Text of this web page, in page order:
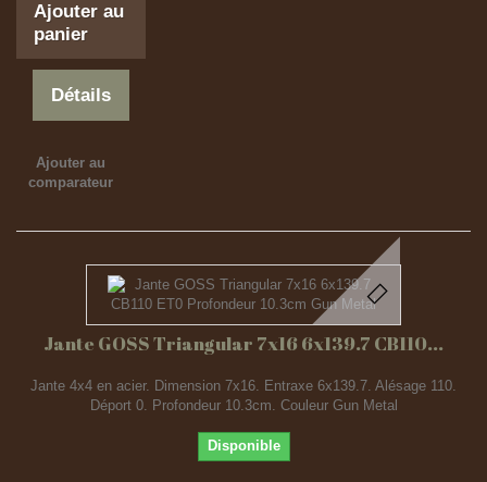
Ajouter au
panier
Détails
Ajouter au
comparateur
Jante GOSS Triangular 7x16 6x139.7 CB110...
Jante 4x4 en acier. Dimension 7x16. Entraxe 6x139.7. Alésage 110.
Déport 0. Profondeur 10.3cm. Couleur Gun Metal
Disponible